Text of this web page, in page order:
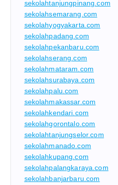
sekolahtanjungpinang.com
sekolahsemarang.com
sekolahyogyakarta.com
sekolahpadang.com
sekolahpekanbaru.com
sekolahserang.com
sekolahmataram.com
sekolahsurabaya.com
sekolahpalu.com
sekolahmakassar.com
sekolahkendari.com
sekolahgorontalo.com
sekolahtanjungselor.com
sekolahmanado.com
sekolahkupang.com
sekolahpalangkaraya.com
sekolahbanjarbaru.com